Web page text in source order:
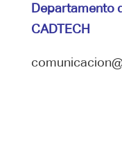
Departamento
CADTECH